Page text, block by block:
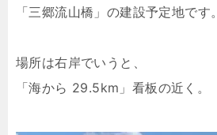
「三郷流山橋」の建設予定地です。
場所は右岸でいうと、
「海から 29.5km」看板の近く。